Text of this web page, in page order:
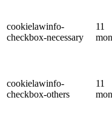
cookielawinfo-
checkbox-necessary
11
cookielawinfo-
checkbox-others
11